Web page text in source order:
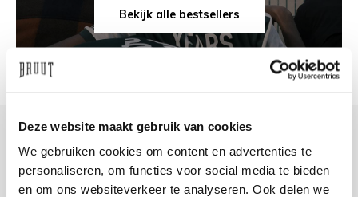
Deze website maakt gebruik van cookies
We gebruiken cookies om content en advertenties te
personaliseren, om functies voor social media te bieden
en om ons websiteverkeer te analyseren. Ook delen we
Bekijk alle bestsellers
+31 23 205 2006